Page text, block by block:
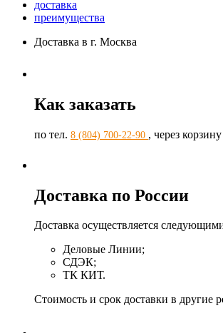
доставка
преимущества
Доставка в г. Москва
Как заказать
по тел. 8 (804) 700-22-90 , через
Доставка по России
Доставка осуществляется
Деловые Линии;
СДЭК;
ТК КИТ.
Стоимость и срок доставки в другие